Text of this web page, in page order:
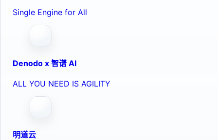
Single Engine for All
Denodo x 智谱 AI
ALL YOU NEED IS AGILITY
明道云